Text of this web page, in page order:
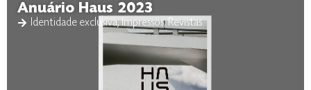
Anuário Haus 2023
Identidade exclusiva,Impressos,Revistas